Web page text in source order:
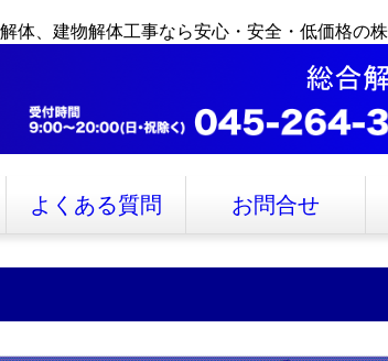
体、建物解体工事なら安心・安全・低価格の
よくある質問 お問合せ